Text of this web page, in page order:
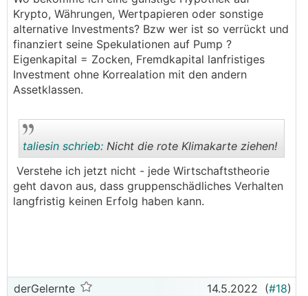
Krypto, Währungen, Wertpapieren oder sonstige
alternative Investments? Bzw wer ist so verrückt und
finanziert seine Spekulationen auf Pump ?
Eigenkapital = Zocken, Fremdkapital lanfristiges
Investment ohne Korrealation mit den andern
Assetklassen.
.
taliesin schrieb: Nicht die rote Klimakarte ziehen!
Verstehe ich jetzt nicht - jede Wirtschaftstheorie
geht davon aus, dass gruppenschädliches Verhalten
langfristig keinen Erfolg haben kann.
derGelernte 14.5.2022 (#18)